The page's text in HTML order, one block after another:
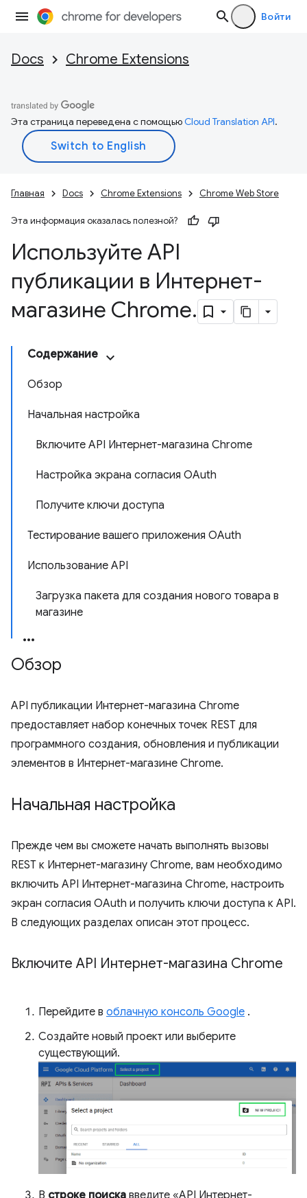
Войти
Docs Chrome Extensions
Эта страница переведена с помощьюCloud Translation API.
Главная Docs Chrome Extensions Chrome Web Store
Эта информация оказалась полезной?
Используйте API
публикации в Интернет-
магазине Chrome.
Содержание
Обзор
Начальная настройка
Включите API Интернет-магазина Chrome
Настройка экрана согласия OAuth
Получите ключи доступа
Тестирование вашего приложения OAuth
Использование API
Загрузка пакета для создания нового товара в
магазине
Обзор
API публикации Интернет-магазина Chrome
предоставляет набор конечных точек REST для
программного создания, обновления и публикации
элементов в Интернет-магазине Chrome.
Начальная настройка
Прежде чем вы сможете начать выполнять вызовы
REST к Интернет-магазину Chrome, вам необходимо
включить API Интернет-магазина Chrome, настроить
экран согласия OAuth и получить ключи доступа к API.
В следующих разделах описан этот процесс.
Включите API Интернет-магазина Chrome
Перейдите в облачную консоль Google .
Создайте новый проект или выберите
существующий.